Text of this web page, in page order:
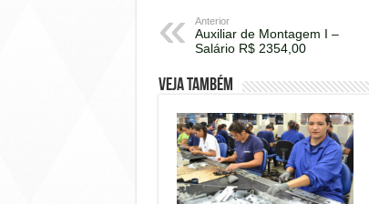
Anterior
Auxiliar de Montagem I –
Salário R$ 2354,00
Veja também